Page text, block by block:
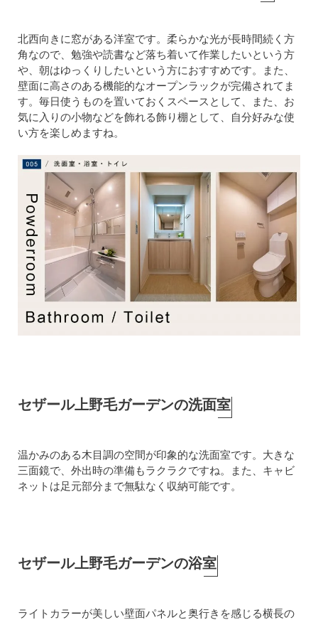
北西向きに窓がある洋室です。柔らかな光が長時間続く方
角なので、勉強や読書など落ち着いて作業したいという方
や、朝はゆっくりしたいという方におすすめです。また、
壁面に高さのある機能的なオープンラックが完備されてま
す。毎日使うものを置いておくスペースとして、また、お
気に入りの小物などを飾れる飾り棚として、自分好みな使
い方を楽しめますね。
セザール上野毛ガーデンの洗面室
温かみのある木目調の空間が印象的な洗面室です。大きな
三面鏡で、外出時の準備もラクラクですね。また、キャビ
ネットは足元部分まで無駄なく収納可能です。
セザール上野毛ガーデンの浴室
ライトカラーが美しい壁面パネルと奥行きを感じる横長の